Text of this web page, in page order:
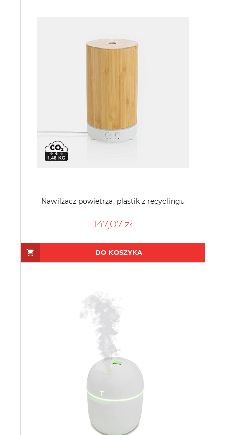
Nawilżacz powietrza, plastik z recyclingu
147,07 zł
DO KOSZYKA